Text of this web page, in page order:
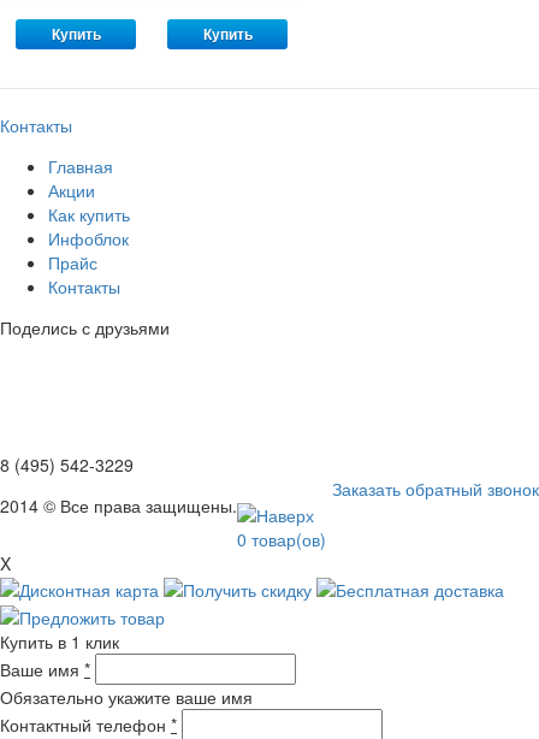
Купить Купить
Контакты
Главная
Акции
Как купить
Инфоблок
Прайс
Контакты
Поделись с друзьями
8 (495) 542-3229
2014 © Все права защищены.
Заказать обратный звонок
0 товар(ов)
X
Купить в 1 клик
Ваше имя *
Обязательно укажите ваше имя
Контактный телефон *